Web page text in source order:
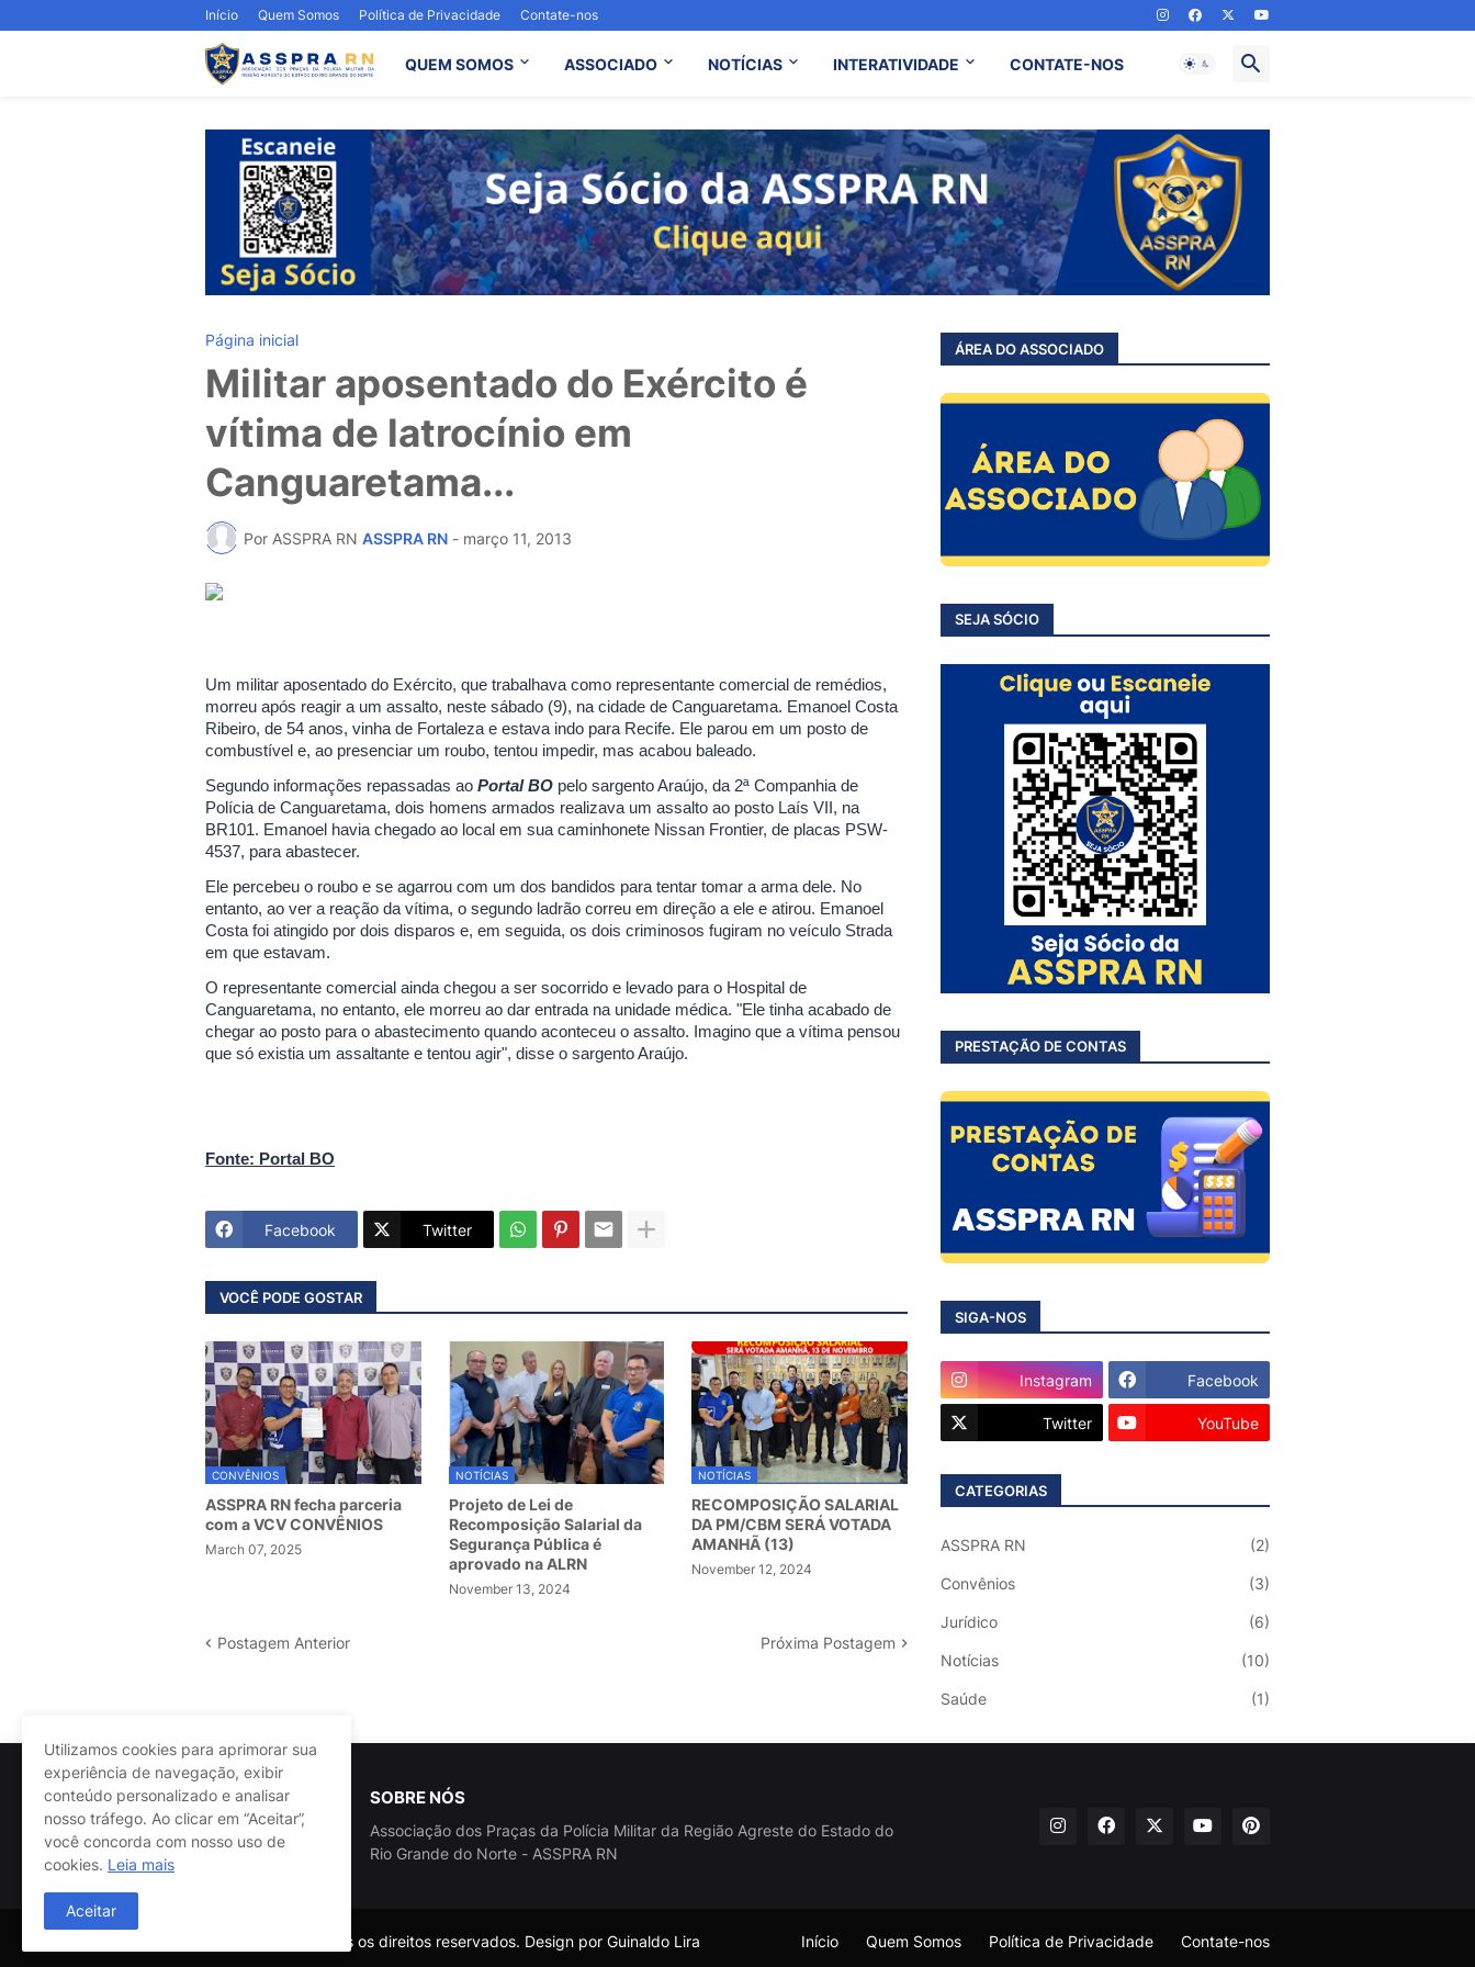
Início Quem Somos Política de Privacidade Contate-nos
QUEM SOMOS ASSOCIADO NOTÍCIAS INTERATIVIDADE CONTATE-NOS
Página inicial
Militar aposentado do Exército é
vítima de latrocínio em
Canguaretama...
Por ASSPRA RN ASSPRA RN - março 11, 2013
Um militar aposentado do Exército, que trabalhava como representante comercial de remédios,
morreu após reagir a um assalto, neste sábado (9), na cidade de Canguaretama. Emanoel Costa
Ribeiro, de 54 anos, vinha de Fortaleza e estava indo para Recife. Ele parou em um posto de
combustível e, ao presenciar um roubo, tentou impedir, mas acabou baleado.
Segundo informações repassadas ao Portal BO pelo sargento Araújo, da 2ª Companhia de
Polícia de Canguaretama, dois homens armados realizava um assalto ao posto Laís VII, na
BR101. Emanoel havia chegado ao local em sua caminhonete Nissan Frontier, de placas PSW-
4537, para abastecer.
Ele percebeu o roubo e se agarrou com um dos bandidos para tentar tomar a arma dele. No
entanto, ao ver a reação da vítima, o segundo ladrão correu em direção a ele e atirou. Emanoel
Costa foi atingido por dois disparos e, em seguida, os dois criminosos fugiram no veículo Strada
em que estavam.
O representante comercial ainda chegou a ser socorrido e levado para o Hospital de
Canguaretama, no entanto, ele morreu ao dar entrada na unidade médica. "Ele tinha acabado de
chegar ao posto para o abastecimento quando aconteceu o assalto. Imagino que a vítima pensou
que só existia um assaltante e tentou agir", disse o sargento Araújo.
Fonte: Portal BO
Facebook Twitter
VOCÊ PODE GOSTAR
CONVÊNIOS
ASSPRA RN fecha parceria
com a VCV CONVÊNIOS
March 07, 2025
NOTÍCIAS
Projeto de Lei de
Recomposição Salarial da
Segurança Pública é
aprovado na ALRN
November 13, 2024
NOTÍCIAS
RECOMPOSIÇÃO SALARIAL
DA PM/CBM SERÁ VOTADA
AMANHÃ (13)
November 12, 2024
Postagem Anterior Próxima Postagem
ÁREA DO ASSOCIADO
SEJA SÓCIO
PRESTAÇÃO DE CONTAS
SIGA-NOS
Instagram Facebook
Twitter YouTube
CATEGORIAS
ASSPRA RN (2)
Convênios (3)
Jurídico (6)
Notícias (10)
Saúde (1)
SOBRE NÓS
Associação dos Praças da Polícia Militar da Região Agreste do Estado do
Rio Grande do Norte - ASSPRA RN
@ASSPRA RN Todos os direitos reservados. Design por Guinaldo Lira Início Quem Somos Política de Privacidade Contate-nos
Utilizamos cookies para aprimorar sua
experiência de navegação, exibir
conteúdo personalizado e analisar
nosso tráfego. Ao clicar em “Aceitar”,
você concorda com nosso uso de
cookies. Leia mais
Aceitar